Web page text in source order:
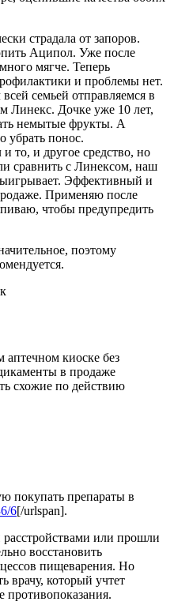
страдала от запоров.
Аципол. Уже после
мягче. Теперь
и проблемы нет.
семьей отправляемся в
Линекс. Дочке уже 10 лет,
немытые фрукты. А
убрать понос.
то, и другое средство, но
сравнить с Линексом, наш
Эффективный и
Применяю после
чтобы предупредить
поэтому
киоске без
в продаже
схожие по действию
покупать препараты в
6[/urlspan].
или прошли
восстановить
пищеварения. Но
врачу, который учтет